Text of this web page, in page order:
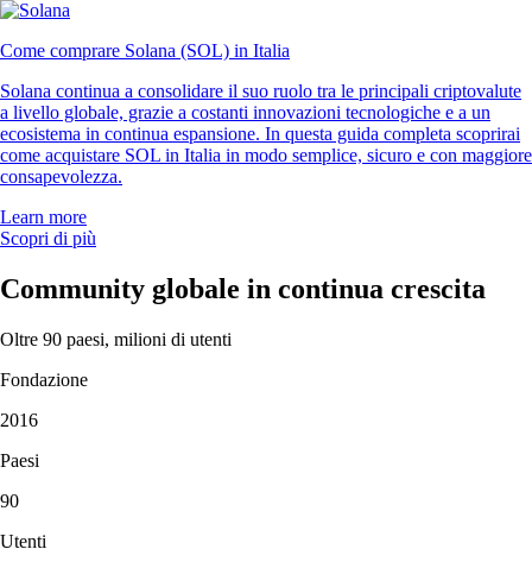
Come comprare Solana (SOL) in Italia
Solana continua a consolidare il suo ruolo tra le principali criptovalute
a livello globale, grazie a costanti innovazioni tecnologiche e a un
ecosistema in continua espansione. In questa guida completa scoprirai
come acquistare SOL in Italia in modo semplice, sicuro e con maggiore
consapevolezza.
Learn more
Scopri di più
Community globale in continua crescita
Oltre 90 paesi, milioni di utenti
Fondazione
2016
Paesi
90
Utenti